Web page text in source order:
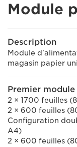
Module
Description
Module
magasin papier
Premier module
2 × 1700 feuilles
2 × 600 feuilles
Configuration
A4)
2 × 600 feuilles